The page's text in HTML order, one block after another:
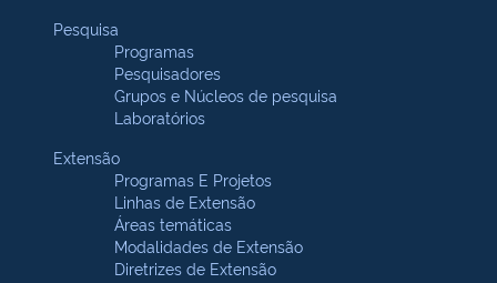
Pesquisa
Programas
Pesquisadores
Grupos e Núcleos de pesquisa
Laboratórios
Extensão
Programas E Projetos
Linhas de Extensão
Áreas temáticas
Modalidades de Extensão
Diretrizes de Extensão